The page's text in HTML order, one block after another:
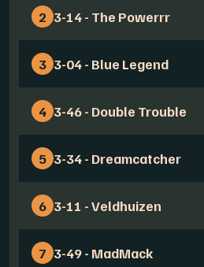
2 3-14 - The Powerrr
3 3-04 - Blue Legend
4 3-46 - Double Trouble
5 3-34 - Dreamcatcher
6 3-11 - Veldhuizen
7 3-49 - MadMack